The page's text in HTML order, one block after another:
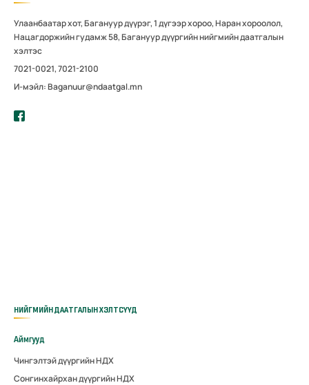
Улаанбаатар хот, Багануур дүүрэг, 1 дүгээр хороо, Наран хороолол,
Нацагдоржийн гудамж 58, Багануур дүүргийн нийгмийн даатгалын
хэлтэс
7021-0021, 7021-2100
И-мэйл: Baganuur@ndaatgal.mn
НИЙГМИЙН ДААТГАЛЫН ХЭЛТСҮҮД
Аймгууд
Чингэлтэй дүүргийн НДХ
Сонгинхайрхан дүүргийн НДХ